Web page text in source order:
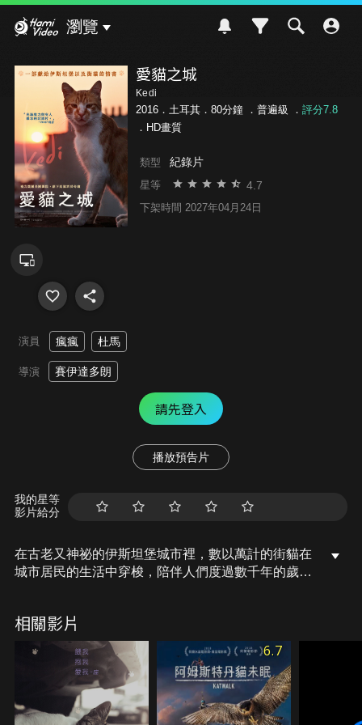
瀏覽
愛貓之城
Kedi
2016．土耳其．80分鐘 ． 普遍級 ． 評分7.8
．HD畫質
類型 紀錄片
星等 4.7
下架時間 2027年04月24日
演員 瘋瘋 杜馬
導演 賽伊達多朗
請先登入
播放預告片
我的星等
影片給分
在古老又神祕的伊斯坦堡城市裡，數以萬計的街貓在
城市居民的生活中穿梭，陪伴人們度過數千年的歲
挑選自己喜愛的人類並且寵幸他們。在這裡，貓咪就
像是一面反映了人類的生活樣貌的明鏡。在《愛貓之
城》這部魅力十足的紀錄片中，有位受訪居民是這麼
說的：「沒有貓，伊斯坦堡就失去了一部分的靈
魂。」電影鎖定其中七隻伊斯坦堡街貓，截然不同的
牠們有著不同的個性，也帶出了城市居民的七種生活
相關影片
6.7